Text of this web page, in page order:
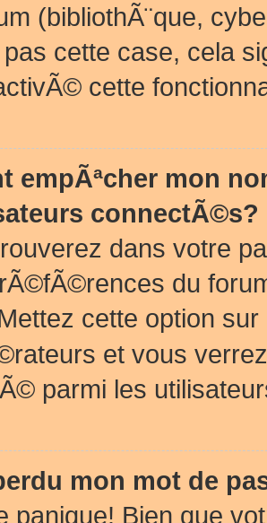
(bibliothÃ¨que,
cette case, cela
cette
empÃªcher mon
connectÃ©s?
dans votre
du
cette option sur
et vous
parmi les
mon mot de
panique! Bien que